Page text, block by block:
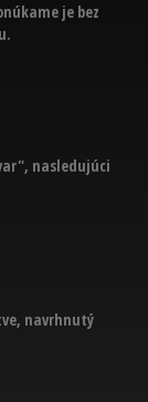
je bez
nasledujúci
navrhnutý